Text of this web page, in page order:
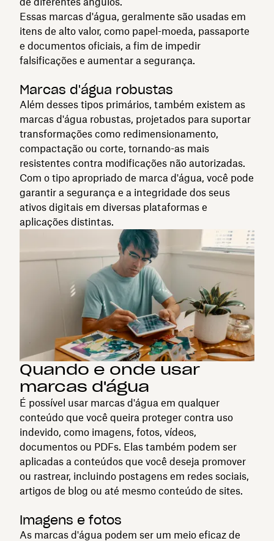
Essas marcas d'água, geralmente são usadas em
itens de alto valor, como papel-moeda, passaporte
e documentos oficiais, a fim de impedir
falsificações e aumentar a segurança.
Marcas d'água robustas
Além desses tipos primários, também existem as
marcas d'água robustas, projetados para suportar
transformações como redimensionamento,
compactação ou corte, tornando-as mais
resistentes contra modificações não autorizadas.
Com o tipo apropriado de marca d'água, você pode
garantir a segurança e a integridade dos seus
ativos digitais em diversas plataformas e
aplicações distintas.
Quando e onde usar
marcas d'água
É possível usar marcas d'água em qualquer
conteúdo que você queira proteger contra uso
indevido, como imagens, fotos, vídeos,
documentos ou PDFs. Elas também podem ser
aplicadas a conteúdos que você deseja promover
ou rastrear, incluindo postagens em redes sociais,
artigos de blog ou até mesmo conteúdo de sites.
Imagens e fotos
As marcas d'água podem ser um meio eficaz de